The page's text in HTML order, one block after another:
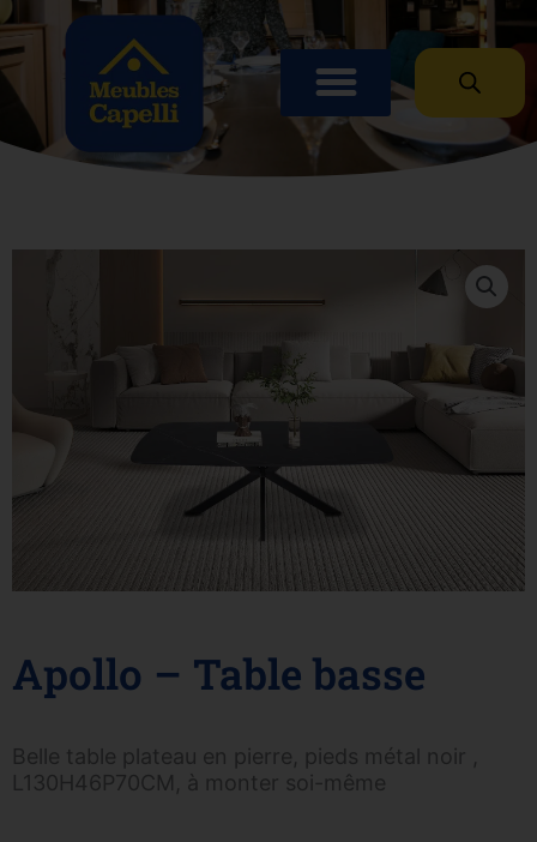
Apollo – Table basse
Belle table plateau en pierre, pieds métal noir ,
L130H46P70CM, à monter soi-même
Panneau de gestion des cookies